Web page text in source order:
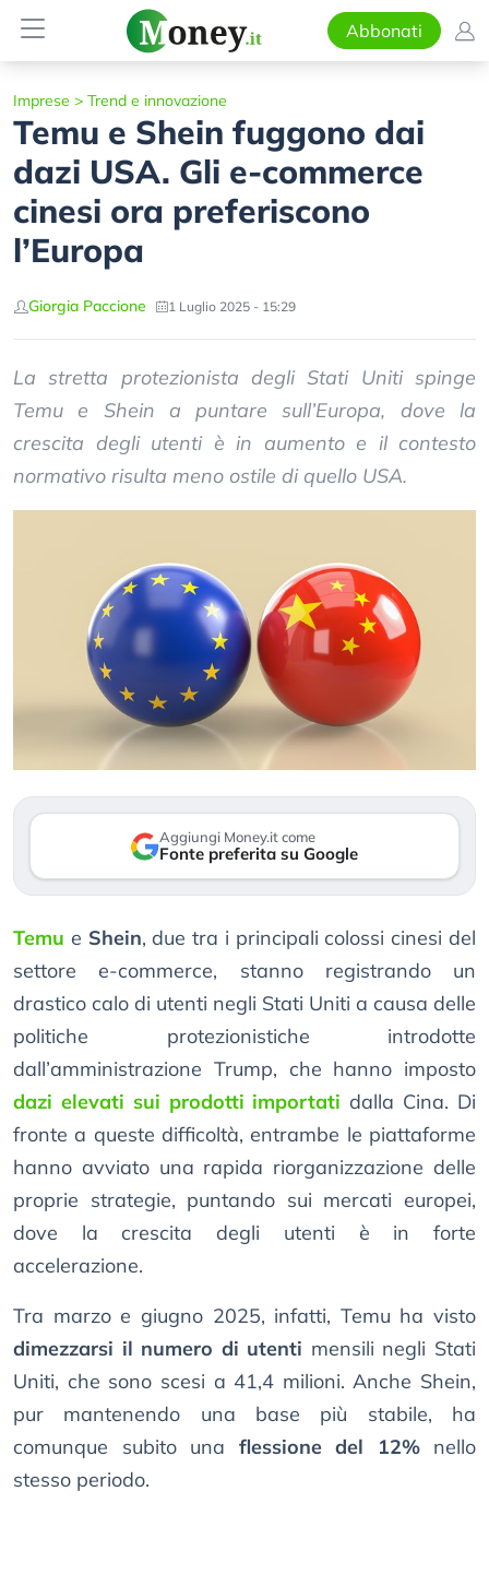
Abbonati
Imprese > Trend e innovazione
Temu e Shein fuggono dai
dazi USA. Gli e-commerce
cinesi ora preferiscono
l’Europa
Giorgia Paccione 1 Luglio 2025 - 15:29
La stretta protezionista degli Stati Uniti spinge
Temu e Shein a puntare sull’Europa, dove la
crescita degli utenti è in aumento e il contesto
normativo risulta meno ostile di quello USA.
Aggiungi Money.it come
Fonte preferita su Google
Temu e Shein, due tra i principali colossi cinesi del
settore e-commerce, stanno registrando un
drastico calo di utenti negli Stati Uniti a causa delle
politiche protezionistiche introdotte
dall’amministrazione Trump, che hanno imposto
dazi elevati sui prodotti importati dalla Cina. Di
fronte a queste difficoltà, entrambe le piattaforme
hanno avviato una rapida riorganizzazione delle
proprie strategie, puntando sui mercati europei,
dove la crescita degli utenti è in forte
accelerazione.
Tra marzo e giugno 2025, infatti, Temu ha visto
dimezzarsi il numero di utenti mensili negli Stati
Uniti, che sono scesi a 41,4 milioni. Anche Shein,
pur mantenendo una base più stabile, ha
comunque subito una flessione del 12%nello
stesso periodo.